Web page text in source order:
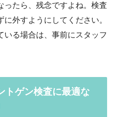
たら、残念ですよね。検査
外すようにしてください。
いる場合は、事前にスタッフ
トゲン検査に最適な